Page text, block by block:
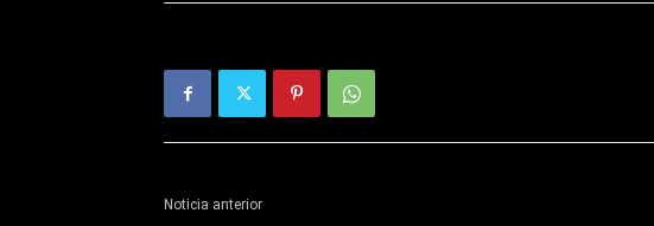
Noticia anterior